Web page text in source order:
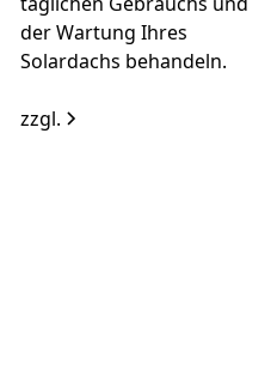
der Wartung Ihres
Solardachs behandeln.
zzgl.